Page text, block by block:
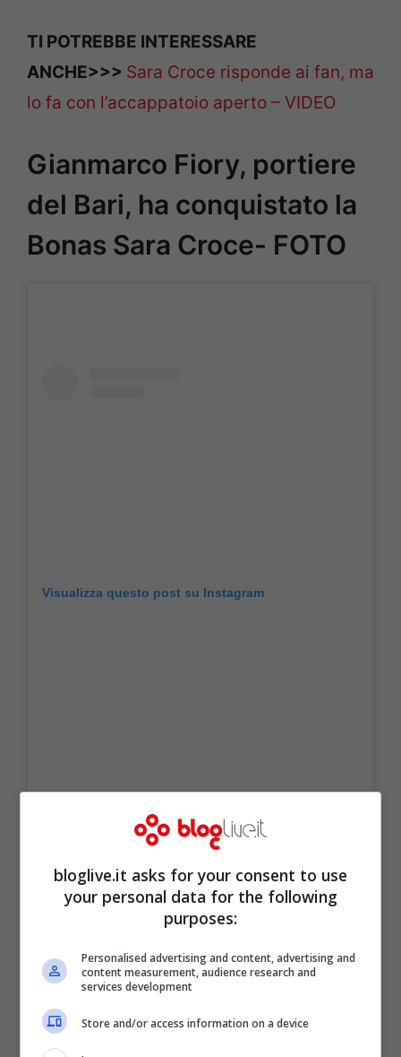
TI POTREBBE INTERESSARE
ANCHE>>> Sara Croce risponde ai fan, ma
lo fa con l’accappatoio aperto – VIDEO
Gianmarco Fiory, portiere
del Bari, ha conquistato la
Bonas Sara Croce- FOTO
Visualizza questo post su Instagram
bloglive.it asks for your consent to use
your personal data for the following
purposes:
Personalised advertising and content, advertising and
content measurement, audience research and
services development
Store and/or access information on a device